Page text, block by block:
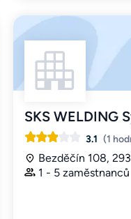
SKS WELDING
3.1 (1
Bezděčín 108,
1 - 5 zaměstnanců